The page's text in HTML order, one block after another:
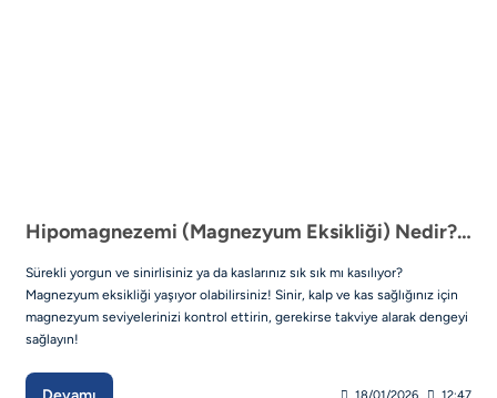
Hipomagnezemi (Magnezyum Eksikliği) Nedir? Belirtileri ve Tedavisi
Sürekli yorgun ve sinirlisiniz ya da kaslarınız sık sık mı kasılıyor?
Magnezyum eksikliği yaşıyor olabilirsiniz! Sinir, kalp ve kas sağlığınız için
magnezyum seviyelerinizi kontrol ettirin, gerekirse takviye alarak dengeyi
sağlayın!
18/01/2026 12:47